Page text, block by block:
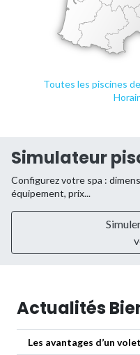
Toutes les piscines
Simulateur
Configurez votre spa :
équipement, prix...
Actualités
Les avantages d’un